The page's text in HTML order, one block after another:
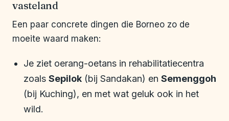
vasteland
Een paar concrete dingen die Borneo zo de
moeite waard maken:
Je ziet oerang-oetans in rehabilitatiecentra
zoals Sepilok (bij Sandakan) en Semenggoh
(bij Kuching), en met wat geluk ook in het
wild.